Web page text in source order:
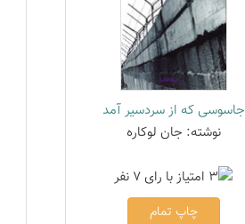
جاسوسی که از سردسیر آمد
نوشته: جان لوکاره
چاپ تمام